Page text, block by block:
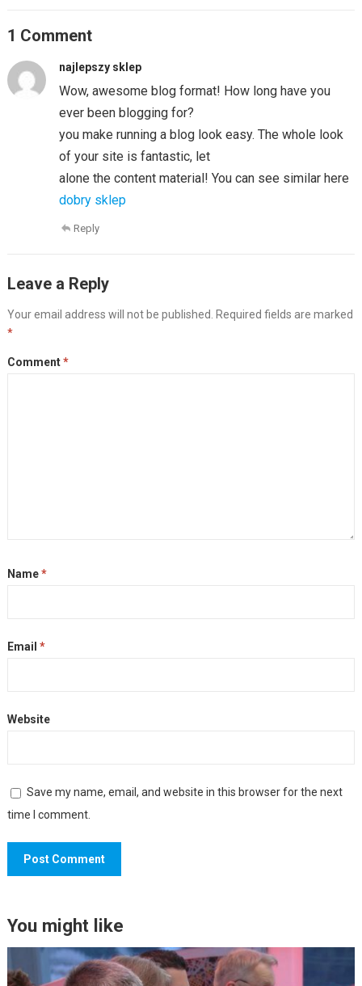
1 Comment
najlepszy sklep
Wow, awesome blog format! How long have you
ever been blogging for?
you make running a blog look easy. The whole look
of your site is fantastic, let
alone the content material! You can see similar here
dobry sklep
Reply
Leave a Reply
Your email address will not be published. Required fields are marked
*
Comment*
Name*
Email *
Website
Save my name, email, and website in this browser for the next
time I comment.
You might like